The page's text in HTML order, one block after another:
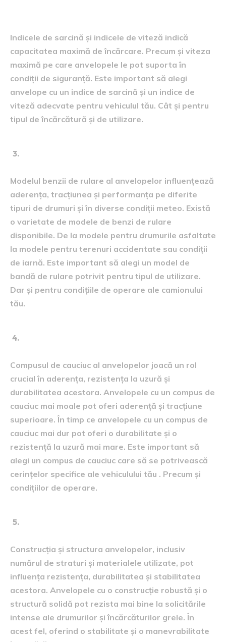
Indicele de sarcină și indicele de viteză indică
capacitatea maximă de încărcare. Precum și viteza
maximă pe care anvelopele le pot suporta în
condiții de siguranță. Este important să alegi
anvelope cu un indice de sarcină și un indice de
viteză adecvate pentru vehiculul tău. Cât și pentru
tipul de încărcătură și de utilizare.
Modelul benzii de rulare al anvelopelor influențează
aderența, tracțiunea și performanța pe diferite
tipuri de drumuri și în diverse condiții meteo. Există
o varietate de modele de benzi de rulare
disponibile. De la modele pentru drumurile asfaltate
la modele pentru terenuri accidentate sau condiții
de iarnă. Este important să alegi un model de
bandă de rulare potrivit pentru tipul de utilizare.
Dar și pentru condițiile de operare ale camionului
tău.
Compusul de cauciuc al anvelopelor joacă un rol
crucial în aderența, rezistența la uzură și
durabilitatea acestora. Anvelopele cu un compus de
cauciuc mai moale pot oferi aderență și tracțiune
superioare. În timp ce anvelopele cu un compus de
cauciuc mai dur pot oferi o durabilitate și o
rezistență la uzură mai mare. Este important să
alegi un compus de cauciuc care să se potrivească
cerințelor specifice ale vehiculului tău . Precum și
condițiilor de operare.
Construcția și structura anvelopelor, inclusiv
numărul de straturi și materialele utilizate, pot
influența rezistența, durabilitatea și stabilitatea
acestora. Anvelopele cu o construcție robustă și o
structură solidă pot rezista mai bine la solicitările
intense ale drumurilor și încărcăturilor grele. În
acest fel, oferind o stabilitate și o manevrabilitate